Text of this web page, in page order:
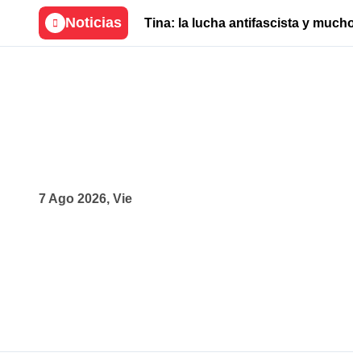
content
Noticias Tina: la lucha antifascista y
7 Ago 2026, Vie